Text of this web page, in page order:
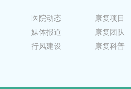
医院动态
媒体报道
行风建设
康复项目
康复团队
康复科普